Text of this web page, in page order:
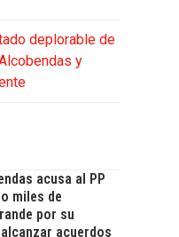
deplorable de
y
acusa al PP
miles de
por su
acuerdos